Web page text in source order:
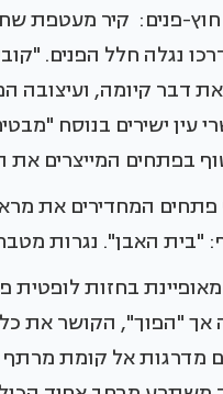
פנים: קיר מעטפת
נגלה חלל הפנים.
דבר קיומה, ועיצובה
עין ישירים בנוסח
בפתחים המייצרים
המחדירים את
"בית האבן". נגרות
בחזות
"הפוך", הקושר את
מדרגות אל קומת